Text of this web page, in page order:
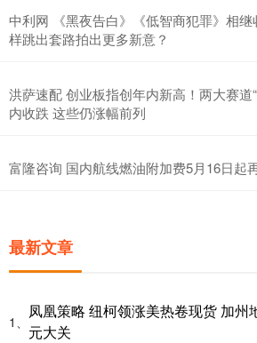
中利网 《黑夜告白》《低智商犯罪》相
样跳出套路拍出更多新意？
洪萨速配 创业板指创年内新高！两大赛道
内收跌 这些仍涨幅前列
富隆咨询 国内航线燃油附加费5月16日起
最新文章
1、
凤凰策略 纽柯领涨美热卷现货 加州
元大关